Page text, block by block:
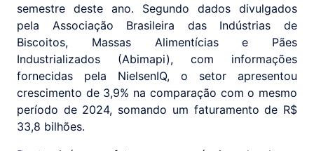
semestre deste ano. Segundo dados divulgados
pela Associação Brasileira das Indústrias de
Biscoitos, Massas Alimentícias e Pães
Industrializados (Abimapi), com informações
fornecidas pela NielsenIQ, o setor apresentou
crescimento de 3,9% na comparação com o mesmo
período de 2024, somando um faturamento de R$
33,8 bilhões.